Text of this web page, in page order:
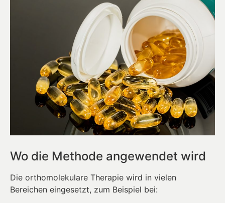
Wo die Methode angewendet wird
Die orthomolekulare Therapie wird in vielen
Bereichen eingesetzt, zum Beispiel bei: